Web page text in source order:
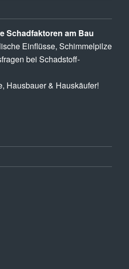
Schad­­faktoren am Bau
Einflüsse, Schimmel­pilze
bei Schadstoff­
Hausbauer & Hauskäufer!